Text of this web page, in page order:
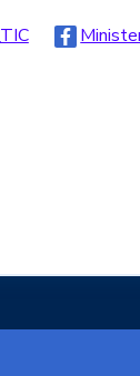
Logo Twitter